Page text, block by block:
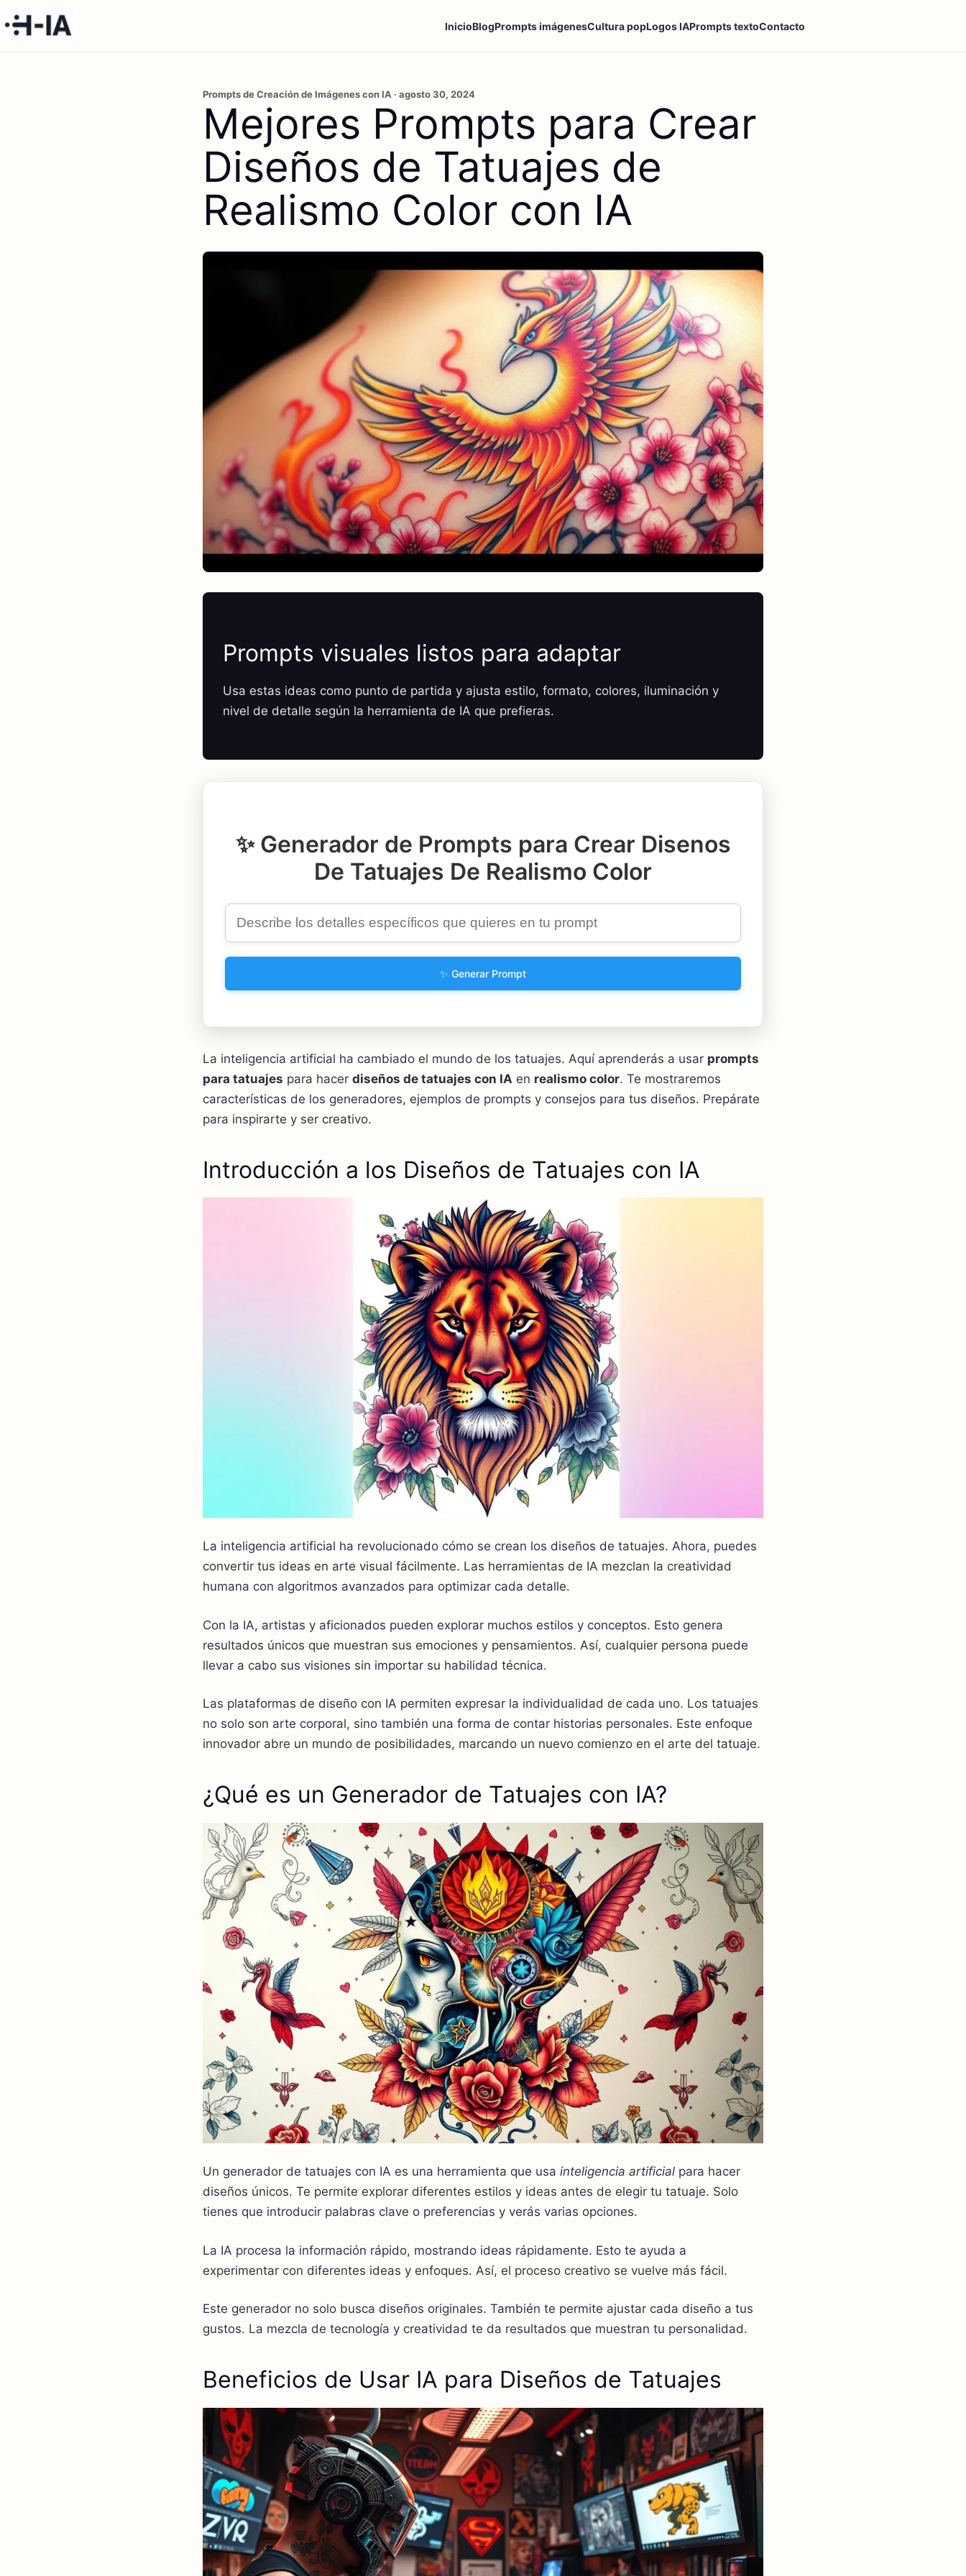
InicioBlogPrompts imágenesCultura popLogos IAPrompts textoContacto
Prompts de Creación de Imágenes con IA · agosto 30, 2024
Mejores Prompts para Crear
Diseños de Tatuajes de
Realismo Color con IA
Prompts visuales listos para adaptar
Usa estas ideas como punto de partida y ajusta estilo, formato, colores, iluminación y
nivel de detalle según la herramienta de IA que prefieras.
✨ Generador de Prompts para Crear Disenos
De Tatuajes De Realismo Color
✨ Generar Prompt
La inteligencia artificial ha cambiado el mundo de los tatuajes. Aquí aprenderás a usar prompts
para tatuajes para hacer diseños de tatuajes con IA en realismo color. Te mostraremos
características de los generadores, ejemplos de prompts y consejos para tus diseños. Prepárate
para inspirarte y ser creativo.
Introducción a los Diseños de Tatuajes con IA
La inteligencia artificial ha revolucionado cómo se crean los diseños de tatuajes. Ahora, puedes
convertir tus ideas en arte visual fácilmente. Las herramientas de IA mezclan la creatividad
humana con algoritmos avanzados para optimizar cada detalle.
Con la IA, artistas y aficionados pueden explorar muchos estilos y conceptos. Esto genera
resultados únicos que muestran sus emociones y pensamientos. Así, cualquier persona puede
llevar a cabo sus visiones sin importar su habilidad técnica.
Las plataformas de diseño con IA permiten expresar la individualidad de cada uno. Los tatuajes
no solo son arte corporal, sino también una forma de contar historias personales. Este enfoque
innovador abre un mundo de posibilidades, marcando un nuevo comienzo en el arte del tatuaje.
¿Qué es un Generador de Tatuajes con IA?
Un generador de tatuajes con IA es una herramienta que usa inteligencia artificial para hacer
diseños únicos. Te permite explorar diferentes estilos y ideas antes de elegir tu tatuaje. Solo
tienes que introducir palabras clave o preferencias y verás varias opciones.
La IA procesa la información rápido, mostrando ideas rápidamente. Esto te ayuda a
experimentar con diferentes ideas y enfoques. Así, el proceso creativo se vuelve más fácil.
Este generador no solo busca diseños originales. También te permite ajustar cada diseño a tus
gustos. La mezcla de tecnología y creatividad te da resultados que muestran tu personalidad.
Beneficios de Usar IA para Diseños de Tatuajes